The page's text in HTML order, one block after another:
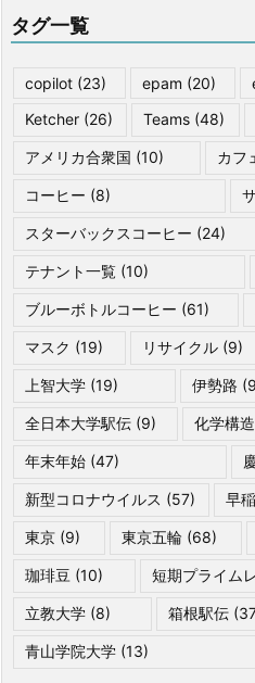
タグ一覧
copilot (23) epam (20)
Ketcher (26) Teams (48)
アメリカ合衆国 (10) カフ
コーヒー (8)
スターバックスコーヒー (24)
テナント一覧 (10)
ブルーボトルコーヒー (61)
マスク (19) リサイクル (9)
上智大学 (19) 伊勢路
全日本大学駅伝 (9) 化学構
年末年始 (47)
新型コロナウイルス (57) 早
東京 (9) 東京五輪 (68)
珈琲豆 (10) 短期プライム
立教大学 (8) 箱根駅伝
青山学院大学 (13)